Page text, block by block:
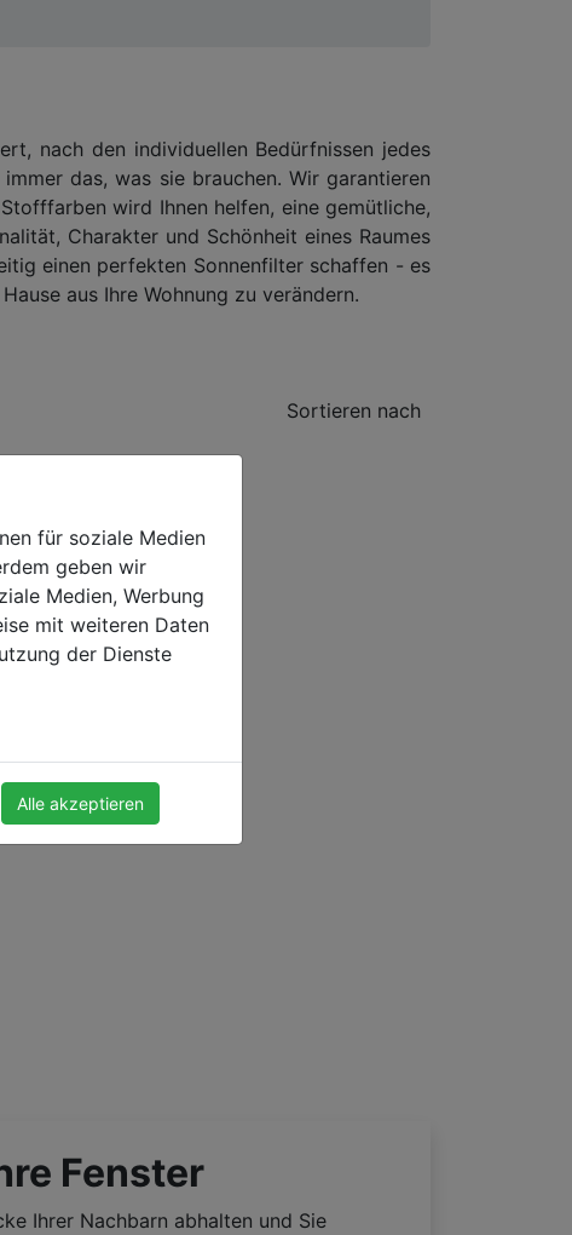
für soziale Medien
geben wir
Medien, Werbung
mit weiteren Daten
der Dienste
Alle akzeptieren
nach den individuellen Bedürfnissen jedes
das, was sie brauchen. Wir garantieren
wird Ihnen helfen, eine gemütliche,
Charakter und Schönheit eines Raumes
einen perfekten Sonnenfilter schaffen - es
aus Ihre Wohnung zu verändern.
Sortieren nach
nicht.
Fenster
Ihrer Nachbarn abhalten und Sie